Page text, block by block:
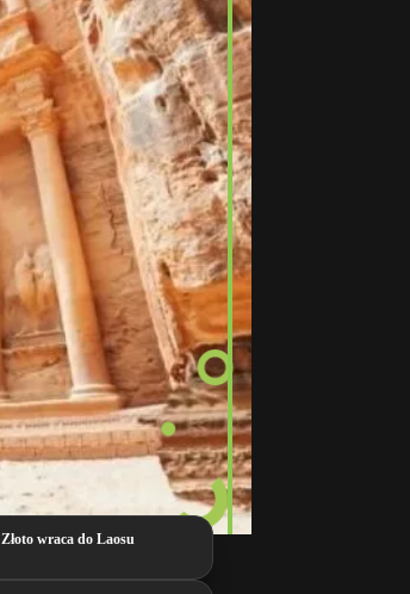
Złoto wraca do Laosu